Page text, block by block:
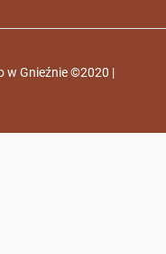
w Gnieźnie ©2020 |